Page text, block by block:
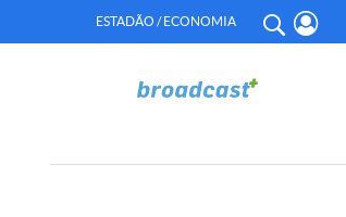
ESTADÃO / ECONOMIA